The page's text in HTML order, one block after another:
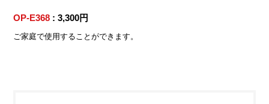
OP-E368 : 3,300円
ご家庭で使用することができます。